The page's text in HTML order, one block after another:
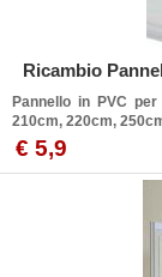
Ricambio
Pannello in PVC
210cm, 220cm,
€ 5,9